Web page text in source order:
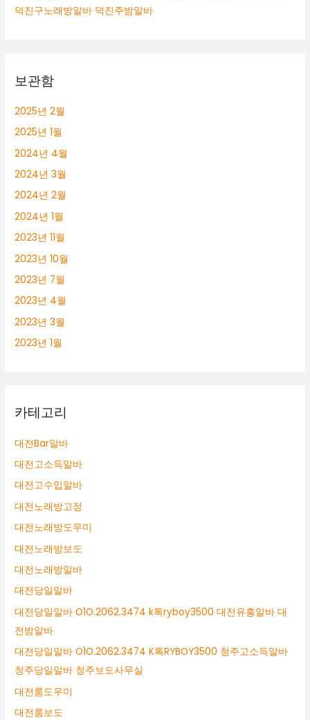
알
덕진구노래방알바 덕진주밤알바
보관함
2025년 2월
2025년 1월
2024년 4월
2024년 3월
2024년 2월
2024년 1월
2023년 11월
2023년 10월
2023년 7월
2023년 4월
2023년 3월
2023년 1월
카테고리
대전Bar알바
대전고소득알바
대전고수입알바
대전노래방고정
대전노래방도우미
대전노래방보도
대전노래방알바
대전당일알바
대전당일알바 O1O.2062.3474 k톡ryboy3500 대전유흥알바 대
전밤알바
대전당일알바 O1O.2062.3474 K톡RYBOY3500 청주고소득알바
청주당일알바 청주보도사무실
대전룸도우미
대전룸보도